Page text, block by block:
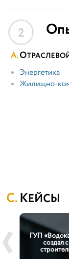
2
О
Энергетика
Жилищно-
КЕЙСЫ
ГУП
создал